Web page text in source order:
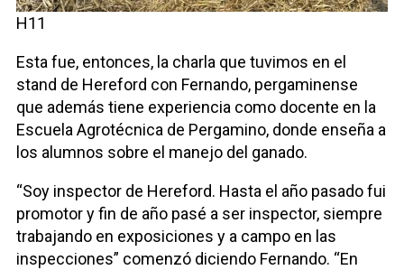
H11
Esta fue, entonces, la charla que tuvimos en el
stand de Hereford con Fernando, pergaminense
que además tiene experiencia como docente en la
Escuela Agrotécnica de Pergamino, donde enseña a
los alumnos sobre el manejo del ganado.
“Soy inspector de Hereford. Hasta el año pasado fui
promotor y fin de año pasé a ser inspector, siempre
trabajando en exposiciones y a campo en las
inspecciones” comenzó diciendo Fernando. “En